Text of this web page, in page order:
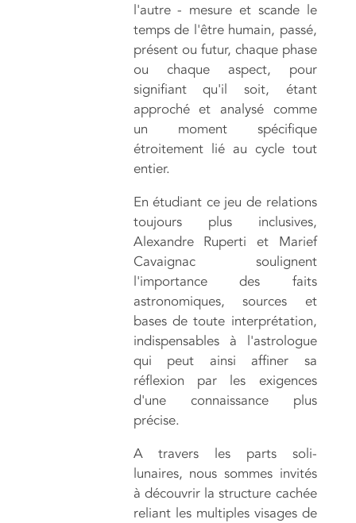
l'autre - mesure et scande le
temps de l'être humain, passé,
présent ou futur, chaque phase
ou chaque aspect, pour
signifiant qu'il soit, étant
approché et analysé comme
un moment spécifique
étroitement lié au cycle tout
entier.
En étudiant ce jeu de relations
toujours plus inclusives,
Alexandre Ruperti et Marief
Cavaignac soulignent
l'importance des faits
astronomiques, sources et
bases de toute interprétation,
indispensables à l'astrologue
qui peut ainsi affiner sa
réflexion par les exigences
d'une connaissance plus
précise.
A travers les parts soli-
lunaires, nous sommes invités
à découvrir la structure cachée
reliant les multiples visages de